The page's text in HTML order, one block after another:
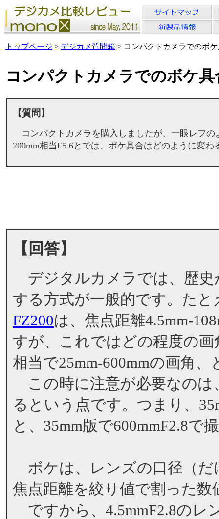
トップページ > デジカメ質問箱 > コンパクトカメラでのボ
コンパクトカメラでのボケ
【質問】
コンパクトカメラを購入しましたが、一眼レフの
200mm相当F5.6とでは、ボケ具合はどのように変わ
【回答】
デジタルカメラでは、歴史
する方式が一般的です。たと
FZ200は、焦点距離4.5mm-
すが、これではどの程度の
相当で25mm-600mmの画角
この時に注意が必要なのは
るという点です。つまり、
と、35mm版で600mmF2.8
ボケは、レンズの口径（だ
焦点距離を絞り値で割った数
ですから、4.5mmF2.8のレ